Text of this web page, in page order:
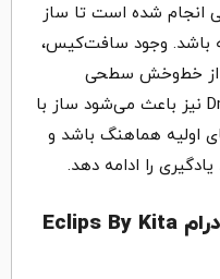
انجام شده است تا ساز
باشد. وجود سافت‌کیس،
و از خط‌وخش سطحی
جلوگیری می‌کند. کوک استاندارد Dm نیز باعث می‌شود ساز با
اولیه هماهنگ باشد و
را ادامه دهد.
سخن پایانی در مورد هنگ درام Eclips By Kita